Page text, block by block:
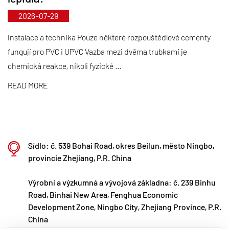
výroby a přísného získávání dovážených surovin. V
souladu s naší mezinárodní strategií rozvoje
neustále sledujeme trendy na globálním trhu a
využíváme digitální kanály, abychom zákazníkům po
celém světě přinesli vysoce kvalitní produkty „Made
in China“.
(Ningbo) Co., Ltd. ve spolupráci s univerzitami a
vybudovala moderní výrobní základnu a
nainstalovala 8 plně automatizovaných výrobních
linek pro modifikované plasty a 8 pro polymerní
2026-07-29
Instalace a technika Pouze některé rozpouštědlové cementy
fungují pro PVC i UPVC Vazba mezi dvěma trubkami je
chemická reakce, nikoli fyzické ...
READ MORE
Sídlo: č. 539 Bohai Road, okres Beilun, město Ningbo,
provincie Zhejiang, P.R. China
Výrobní a výzkumná a vývojová základna: č. 239 Binhu
Road, Binhai New Area, Fenghua Economic
Development Zone, Ningbo City, Zhejiang Province, P.R.
China